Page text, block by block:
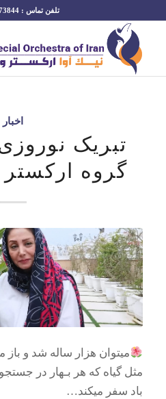
تلفن تماس : 32173844 - 017
اخبار
تبریک
گروه ارکستر
میتوان هزار ساله شد و باز
مثل گیاه که هر بـهار در
باد سفر میکند…